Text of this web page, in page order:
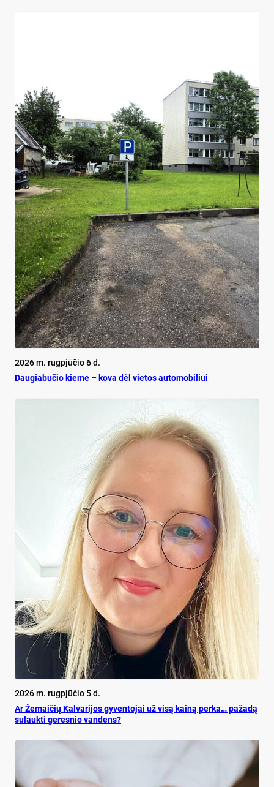
2026 m. rugpjūčio 6 d.
Dau­gia­bu­čio kie­me – ko­va dėl vie­tos au­to­mo­bi­liui
2026 m. rugpjūčio 5 d.
Ar Že­mai­čių Kal­va­ri­jos gy­ven­to­jai už vi­są kai­ną per­ka… pa­ža­dą
su­lauk­ti ge­res­nio van­dens?